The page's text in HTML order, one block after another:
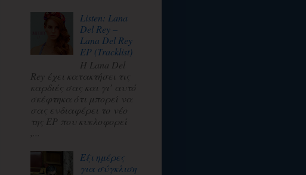
Listen: Lana
Del Rey –
Lana Del Rey
EP (Tracklist)
Η Lana Del
Rey έχει κατακτήσει τις
καρδιές σας και γι’ αυτό
σκέφτηκα ότι μπορεί να
σας ενδιαφέρει το νέο
της EP που κυκλοφορεί
Εξι ημέρες
για σύγκλιση